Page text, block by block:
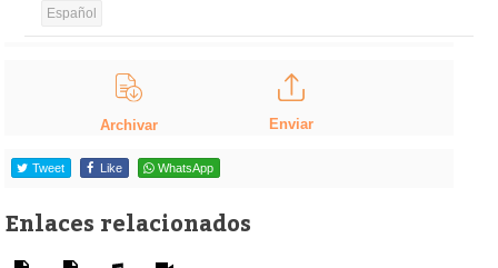
Español
Archivar Enviar
Tweet Like WhatsApp
Enlaces relacionados